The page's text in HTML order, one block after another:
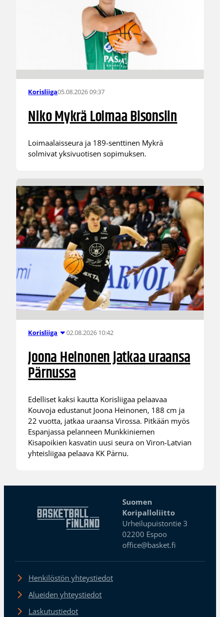
Korisliiga05.08.2026 09:37
Niko Mykrä Loimaa Bisonsiin
Loimaalaisseura ja 189-senttinen Mykrä
solmivat yksivuotisen sopimuksen.
Korisliiga 02.08.2026 10:42
Joona Heinonen jatkaa uraansa
Pärnussa
Edelliset kaksi kautta Korisliigaa pelaavaa
Kouvoja edustanut Joona Heinonen, 188 cm ja
22 vuotta, jatkaa uraansa Virossa. Pitkään myös
Espanjassa pelanneen Munkkiniemen
Kisapoikien kasvatin uusi seura on Viron-Latvian
yhteisliigaa pelaava KK Pärnu.
Suomen
Koripalloliitto
Urheilupuistontie 3
02200 Espoo
office@basket.fi
Henkilöstön yhteystiedot
Alueiden yhteystiedot
Laskutustiedot